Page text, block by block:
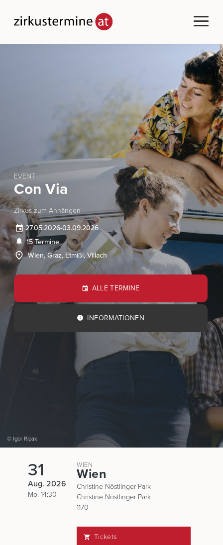
© Igor Ripak
EVENT
Con Via
Zirkus zum Anhängen
27.05.2026-03.09.2026
15 Termine
Wien, Graz, Etmißl, Villach
ALLE TERMINE
INFORMATIONEN
31
Aug. 2026
Mo. 14:30
WIEN
Wien
Christine Nöstlinger Park
Christine Nöstlinger Park
1170
Tickets